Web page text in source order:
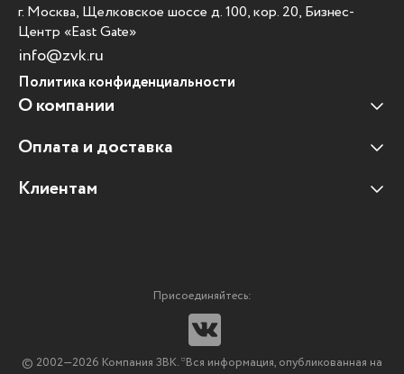
г. Москва, Щелковское шоссе д. 100, кор. 20, Бизнес-
Центр «East Gate»
info@zvk.ru
Политика конфиденциальности
О компании
Наши клиенты
Отзывы клиентов
Оплата и доставка
Оплата и доставка
Клиентам
Мультимедийное оборудование
© 2002—2026 Компания ЗВК. *Вся информация, опубликованная на
Присоединяйтесь: